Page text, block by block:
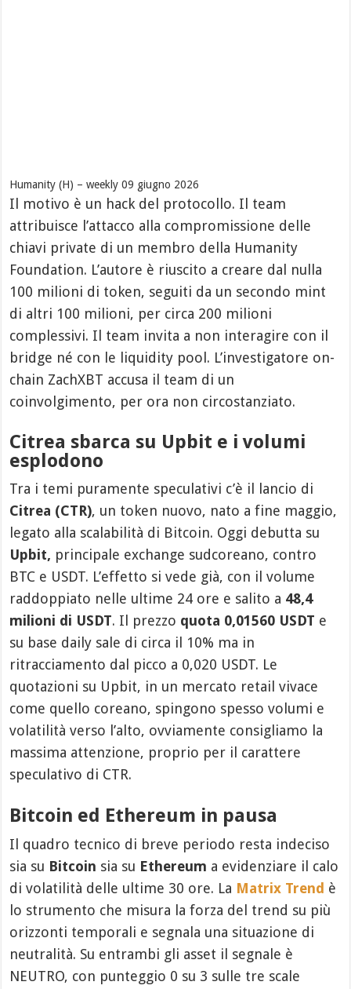
Humanity (H) – weekly 09 giugno 2026
Il motivo è un hack del protocollo. Il team
attribuisce l’attacco alla compromissione delle
chiavi private di un membro della Humanity
Foundation. L’autore è riuscito a creare dal nulla
100 milioni di token, seguiti da un secondo mint
di altri 100 milioni, per circa 200 milioni
complessivi. Il team invita a non interagire con il
bridge né con le liquidity pool. L’investigatore on-
chain ZachXBT accusa il team di un
coinvolgimento, per ora non circostanziato.
Citrea sbarca su Upbit e i volumi
esplodono
Tra i temi puramente speculativi c’è il lancio di
Citrea (CTR), un token nuovo, nato a fine maggio,
legato alla scalabilità di Bitcoin. Oggi debutta su
Upbit, principale exchange sudcoreano, contro
BTC e USDT. L’effetto si vede già, con il volume
raddoppiato nelle ultime 24 ore e salito a 48,4
milioni di USDT. Il prezzo quota 0,01560 USDT e
su base daily sale di circa il 10% ma in
ritracciamento dal picco a 0,020 USDT. Le
quotazioni su Upbit, in un mercato retail vivace
come quello coreano, spingono spesso volumi e
volatilità verso l’alto, ovviamente consigliamo la
massima attenzione, proprio per il carattere
speculativo di CTR.
Bitcoin ed Ethereum in pausa
Il quadro tecnico di breve periodo resta indeciso
sia su Bitcoin sia su Ethereum a evidenziare il calo
di volatilità delle ultime 30 ore. La Matrix Trend è
lo strumento che misura la forza del trend su più
orizzonti temporali e segnala una situazione di
neutralità. Su entrambi gli asset il segnale è
NEUTRO, con punteggio 0 su 3 sulle tre scale